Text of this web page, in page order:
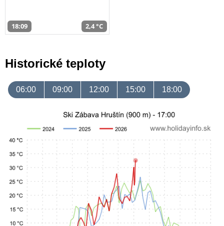
18:09 2,4 °C
Historické teploty
06:00 09:00 12:00 15:00 18:00